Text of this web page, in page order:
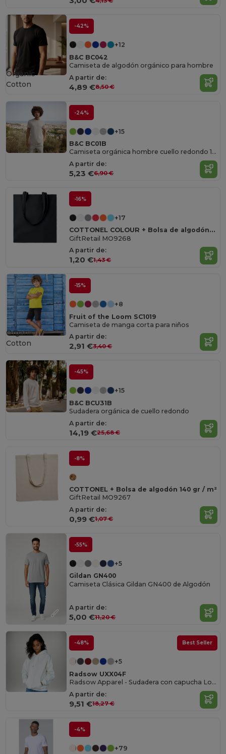
-42%
+12
B&C BC042
Camiseta de algodón orgánico para hombre
A partir de:
4,89 €8,50 €
Organic
Cotton
-24%
+15
B&C BC01B
Camiseta orgánica hombre cuello redondo 150
A partir de:
5,23 €6,90 €
-16%
+17
COTTONEL COLOUR + Bolsa de algodón 140 gr / m²
GiftRetail MO9268
A partir de:
1,20 €1,43 €
-15%
+8
Fruit of the Loom SC1019
Camiseta de manga corta para niños
A partir de:
2,91 €3,40 €
Organic
Cotton
-45%
+15
B&C BCU31B
Sudadera orgánica de cuello redondo
A partir de:
14,19 €25,68 €
-8%
COTTONEL + Bolsa de algodón 140 gr / m²
GiftRetail MO9267
A partir de:
0,99 €1,07 €
-55%
+5
Gildan GN400
Camiseta Clásica Gildan GN400 de Algodón
A partir de:
5,00 €11,20 €
-48% Best Seller
+5
Radsow UXX04F
Radsow Apparel - Sudadera con capucha London para mujer
A partir de:
9,51 €18,27 €
-4%
+79